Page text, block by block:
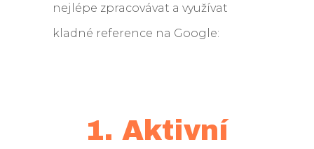
nejlépe zpracovávat a využívat
kladné reference na Google:
1. Aktivní